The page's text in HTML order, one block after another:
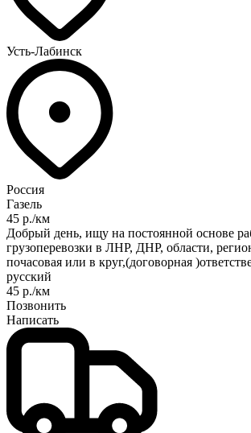
Усть-Лабинск
Россия
Газель
45 р./км
Добрый день, ищу на постоянной основе
грузоперевозки в ЛНР, ДНР, области,
почасовая или в круг,(договорная
русский
45 р./км
Позвонить
Написать